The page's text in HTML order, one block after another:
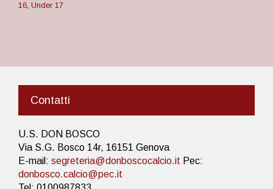
16, Under 17
Contatti
U.S. DON BOSCO
Via S.G. Bosco 14r, 16151 Genova
E-mail: segreteria@donboscocalcio.it Pec:
donbosco.calcio@pec.it